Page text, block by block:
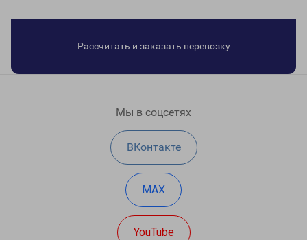
Рассчитать и заказать перевозку
Мы в соцсетях
ВКонтакте
MAX
YouTube